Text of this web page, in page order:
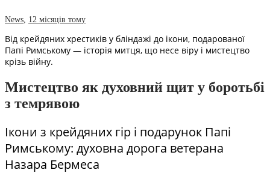
News 12 місяців тому
Від крейдяних хрестиків у бліндажі до ікони, подарованої
Папі Римському — історія митця, що несе віру і мистецтво
крізь війну.
Мистецтво як духовний щит у боротьбі
з темрявою
Ікони з крейдяних гір і подарунок Папі
Римському: духовна дорога ветерана
Назара Бермеса